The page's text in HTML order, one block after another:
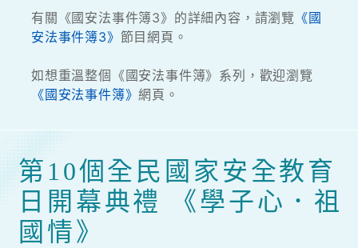
有關《國安法事件簿3》的詳細內容，請瀏覽 《國
安法事件簿3》 節目網頁。
如想重溫整個《國安法事件簿》系列，歡迎瀏覽
《國安法事件簿》網頁。
第10個全民國家安全教育
日開幕典禮 《學子心．祖
國情》